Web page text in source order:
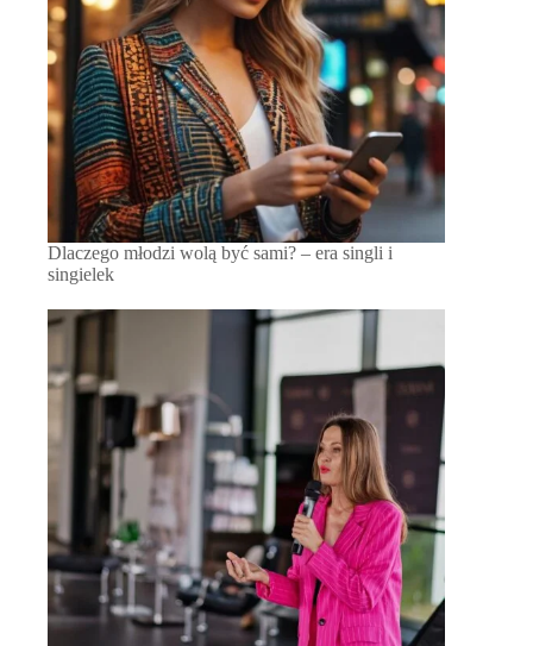
Dlaczego młodzi wolą być sami? – era singli i
singielek